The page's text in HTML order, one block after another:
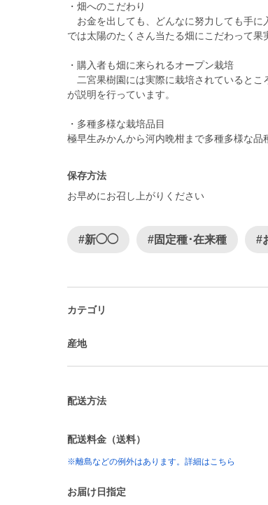
・畑へのこだわり
お金を出しても、どんなに努力しても手に
では太陽のたくさん当たる畑にこだわって果
・購入者も畑に来られるオープン栽培
二宮果樹園には実際に栽培されているとこ
が説明を行っています。
・多種多様な栽培品目
保存方法
お早めにお召し上がりください
#新◯◯ #固定種･在来種 #
カテゴリ
産地
配送方法
配送料金（送料）
※離島などの例外はあります。詳細はこちら
お届け日指定